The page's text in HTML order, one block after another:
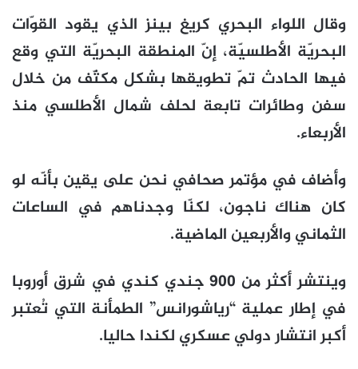
وقال اللواء البحري كريغ بينز الذي يقود القوّات
البحريّة الأطلسيّة، إنّ المنطقة البحريّة التي وقع
فيها الحادث تمّ تطويقها بشكل مكثّف من خلال
سفن وطائرات تابعة لحلف شمال الأطلسي منذ
الأربعاء.
وأضاف في مؤتمر صحافي نحن على يقين بأنّه لو
كان هناك ناجون، لكنّا وجدناهم في الساعات
الثماني والأربعين الماضية.
وينتشر أكثر من 900 جندي كندي في شرق أوروبا
في إطار عملية “رياشورانس” الطمأنة التي تُعتبر
أكبر انتشار دولي عسكري لكندا حاليا.